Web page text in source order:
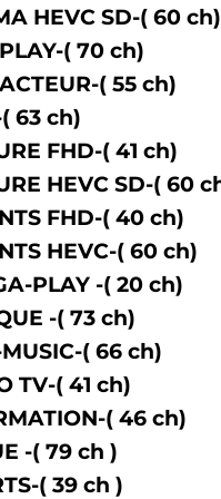
HEVC SD-( 60 ch)
( 70 ch)
( 55 ch)
63 ch)
FHD-( 41 ch)
HEVC SD-( 60
FHD-( 40 ch)
HEVC-( 60 ch)
PLAY -( 20 ch)
-( 73 ch)
( 66 ch)
TV-( 41 ch)
( 46 ch)
-( 79 ch )
( 39 ch )